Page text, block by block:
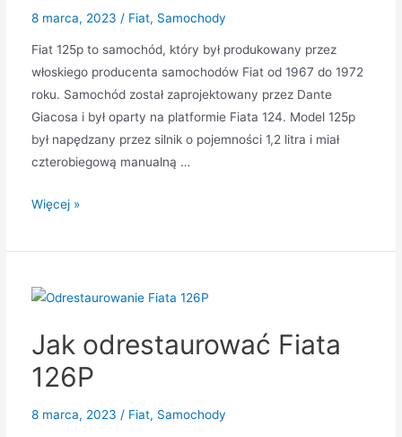
8 marca, 2023 / Fiat, Samochody
Fiat 125p to samochód, który był produkowany przez
włoskiego producenta samochodów Fiat od 1967 do 1972
roku. Samochód został zaprojektowany przez Dante
Giacosa i był oparty na platformie Fiata 124. Model 125p
był napędzany przez silnik o pojemności 1,2 litra i miał
czterobiegową manualną …
Jak
125p
się
motoryzacji
radzieckiej
Więcej »
Jak odrestaurować Fiata
126P
8 marca, 2023 / Fiat, Samochody